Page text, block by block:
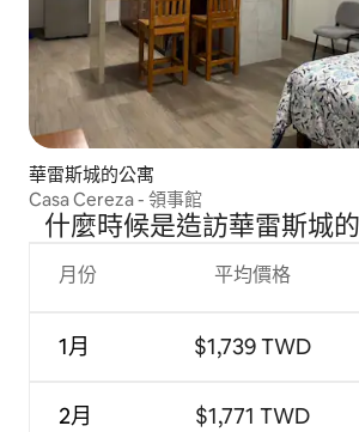
華雷斯城的公寓
Casa Cereza - 領事館
什麼時候是造訪華雷斯城
月份
1月
2月
平均價格
$1,739 TWD
$1,771 TWD